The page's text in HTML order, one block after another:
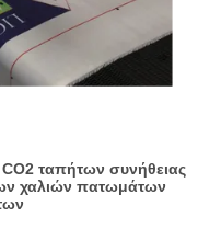
ταπήτων συνήθειας
χαλιών πατωμάτων